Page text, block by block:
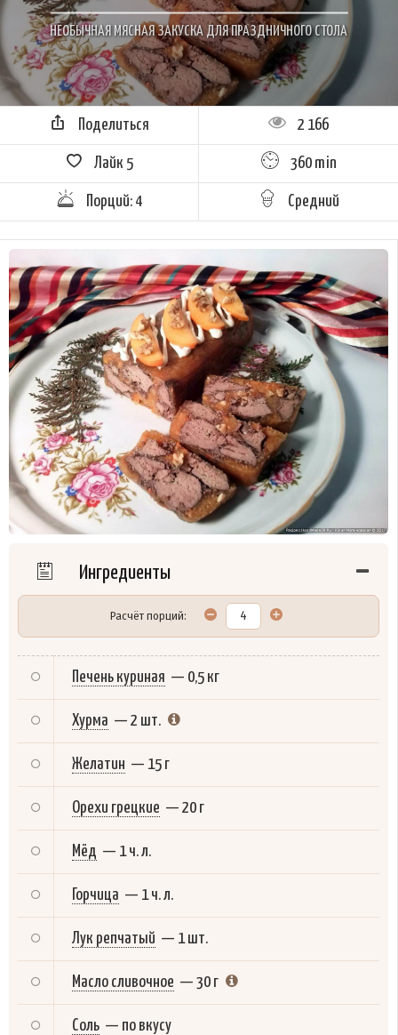
НЕОБЫЧНАЯ МЯСНАЯ ЗАКУСКА ДЛЯ ПРАЗДНИЧНОГО СТОЛА
Поделиться 2 166
Лайк 5 360 min
Порций: 4 Средний
Ингредиенты
Расчёт порций:
Печень куриная — 0,5 кг
Хурма — 2 шт.
Желатин — 15 г
Орехи грецкие — 20 г
Мёд — 1 ч. л.
Горчица — 1 ч. л.
Лук репчатый — 1 шт.
Масло сливочное — 30 г
Соль — по вкусу